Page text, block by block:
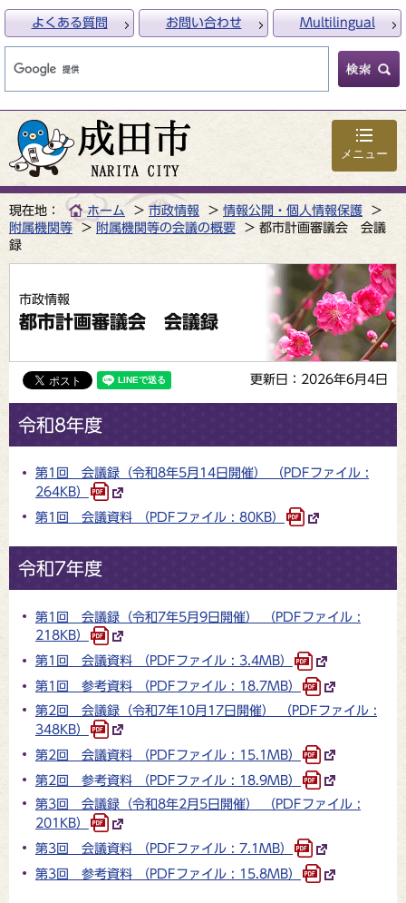
メニュー
よくある質問 お問い合わせ Multilingual
現在地： ホーム 市政情報
情報公開・個人情報保護
附属機関等
附属機関等の会議の概要
都市計画審議会 会議
録
市政情報
都市計画審議会 会議録
更新日：2026年6月4日
令和8年度
第1回 会議録（令和8年5月14日開催） （PDFファイル :
264KB）
第1回 会議資料 （PDFファイル : 80KB）
令和7年度
第1回 会議録（令和7年5月9日開催） （PDFファイル :
218KB）
第1回 会議資料 （PDFファイル : 3.4MB）
第1回 参考資料 （PDFファイル : 18.7MB）
第2回 会議録（令和7年10月17日開催） （PDFファイル :
348KB）
第2回 会議資料 （PDFファイル : 15.1MB）
第2回 参考資料 （PDFファイル : 18.9MB）
第3回 会議録（令和8年2月5日開催） （PDFファイル :
201KB）
第3回 会議資料 （PDFファイル : 7.1MB）
第3回 参考資料 （PDFファイル : 15.8MB）